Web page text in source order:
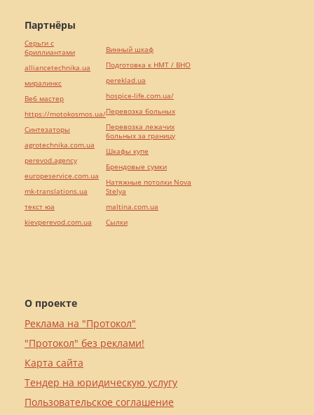
О проекте
Реклама на "Протокол"
"Протокол" без реклами!
Карта сайта
Тендер на юридическую услугу
Пользовательское соглашение
Партнёры
Серьги с
бриллиантами
alliancetechnika.ua
миралинкс
Веб мастер
https://motokosmos.ua/
Синтезаторы
agrotechnika.com.ua
perevod.agency
europeservice.com.ua
mk-translations.ua
текст юа
kievperevod.com.ua
Винный шкаф
Подготовка к НМТ / ВНО
pereklad.ua
hospice-life.com.ua/
Перевозка больных
Перевозка лежачих
больных за границу
Шкафы купе
Брендовые сумки
Натяжные потолки Nova
Stelya
maltina.com.ua
Cылки